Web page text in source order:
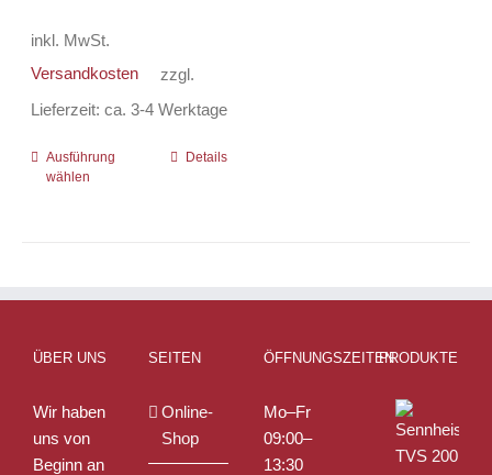
inkl. MwSt.
zzgl.
Versandkosten
Lieferzeit:ca. 3-4 Werktage
Ausführung
wählen
Dieses
der
Produktseite
Details
ÜBER UNS
Wir haben
uns von
Beginn an
SEITEN
Online-
Shop
ÖFFNUNGSZEITEN
Mo–Fr
09:00–
13:30
PRODUKTE